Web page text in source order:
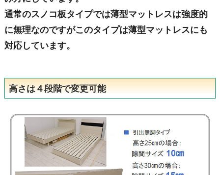
通常のスノコ板タイプでは薄型マットレスは強度的
に無理なのですがこのタイプは薄型マットレスにも
対応しています。
高さは４段階で変更可能